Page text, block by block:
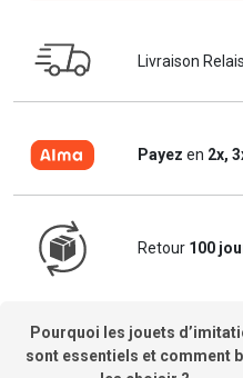
Livraison Relais
Payez en 2x,
Retour 100
Pourquoi les jouets
sont essentiels et comment